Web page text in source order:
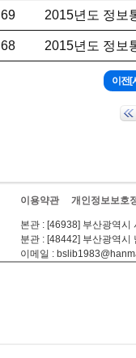
69 2015년도 정보
68 2015년도 정보
이용약관 개인정보보호
본관 : [46938] 부산광역시
분관 : [48442] 부산광역시
이메일 :